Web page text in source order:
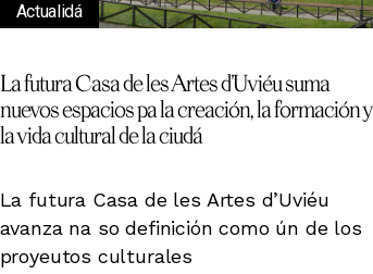
Actualidá
La futura Casa de les Artes d’Uviéu suma
nuevos espacios pa la creación, la formación y
la vida cultural de la ciudá
La futura Casa de les Artes d’Uviéu
avanza na so definición como ún de los
proyeutos culturales